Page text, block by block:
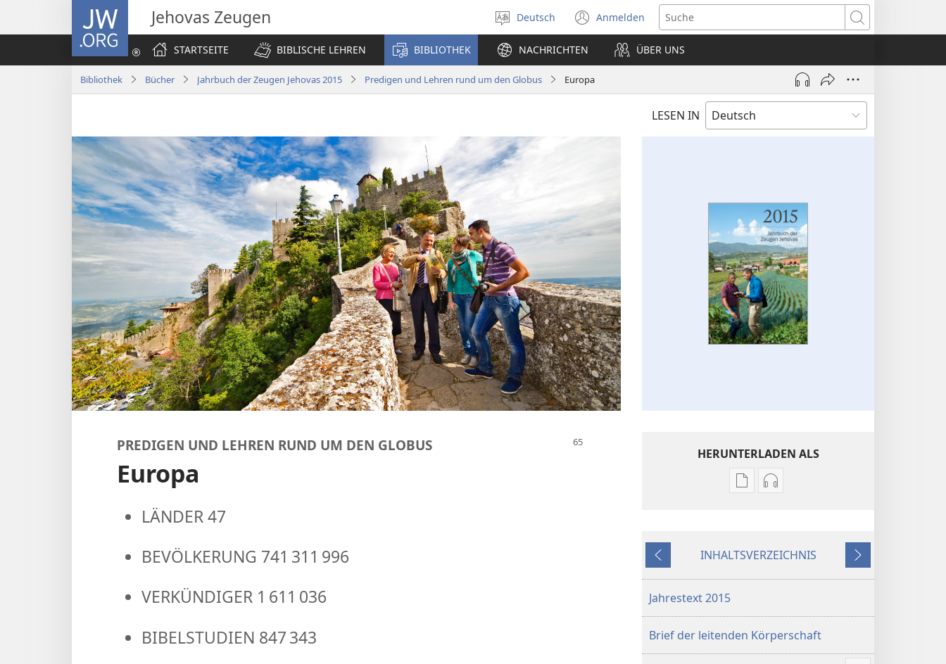
JW.ORG Jehovas Zeugen
Sprache
auswählen
Deutsch Anmelden
(öffnet
neues
Fenster)
Suche
STARTSEITE
BIBLISCHE LEHREN BIBLIOTHEK NACHRICHTEN ÜBER UNS
Bibliothek Bücher Jahrbuch der Zeugen Jehovas 2015 Predigen und Lehren rund um den Globus Europa
LESEN IN
PREDIGEN UND LEHREN RUND UM DEN GLOBUS
Europa
LÄNDER 47
BEVÖLKERUNG 741 311 996
VERKÜNDIGER 1 611 036
BIBELSTUDIEN 847 343
HERUNTERLADEN ALS
Downloadoptionen
der
Downloadoptionen
der
Zurück
INHALTSVERZEICHNIS
Weiter
Jahrestext 2015
Brief der leitenden Körperschaft